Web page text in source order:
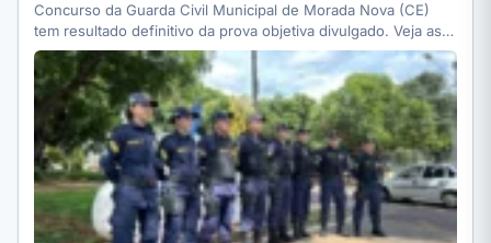
Concurso da Guarda Civil Municipal de Morada Nova (CE)
tem resultado definitivo da prova objetiva divulgado. Veja as…